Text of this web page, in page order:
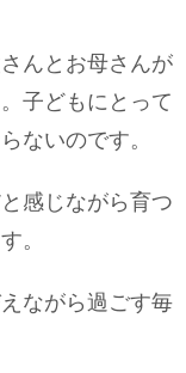
？ふさがった時の対
んとお母さんが
子どもにとって
ないのです。
感じながら育つ
。
ながら過ごす毎